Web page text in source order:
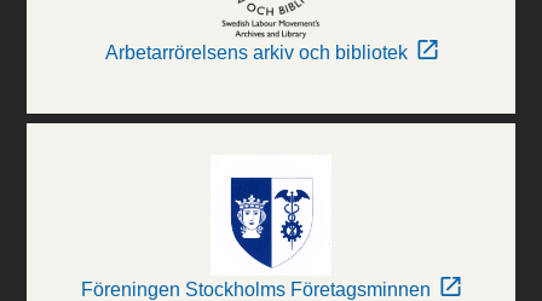
Arbetarrörelsens arkiv och bibliotek
Föreningen Stockholms Företagsminnen